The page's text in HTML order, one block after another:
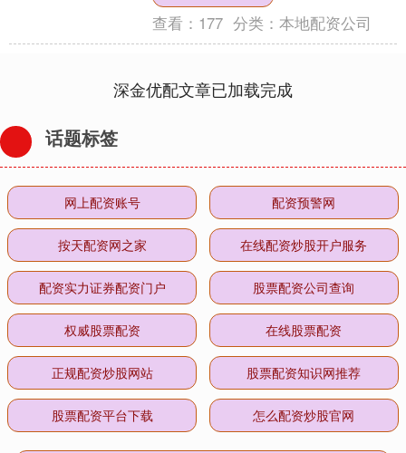
查看： 177 分类：本地配资公司
深金优配文章已加载完成
话题标签
网上配资账号 配资预警网
按天配资网之家 在线配资炒股开户服务
配资实力证券配资门户 股票配资公司查询
权威股票配资 在线股票配资
正规配资炒股网站 股票配资知识网推荐
股票配资平台下载 怎么配资炒股官网